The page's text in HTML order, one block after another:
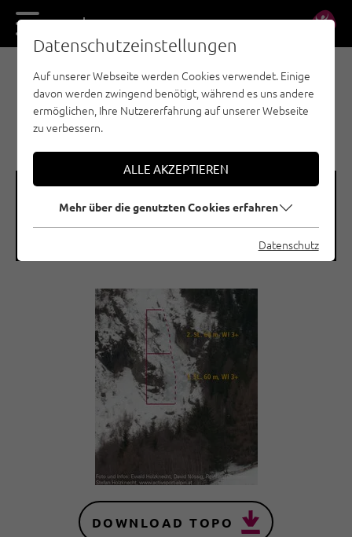
DE EN
EISKLETTERN - ÖTZTAL
LÄNGENFELD /
LECKBACHFALL
🞽
Schwierigkeitsgrad
🞱
Seehöhe
1250 M
DOWNLOAD TOPO
Datenschutzeinstellungen
Auf unserer Webseite werden Cookies verwendet. Einige
davon werden zwingend benötigt, während es uns andere
ermöglichen, Ihre Nutzererfahrung auf unserer Webseite
zu verbessern.
ALLE AKZEPTIEREN
Mehr über die genutzten Cookies erfahren
Datenschutz